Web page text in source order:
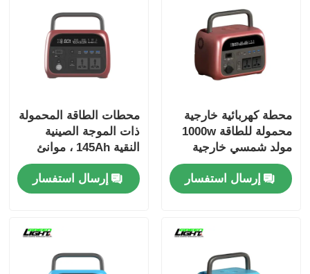
محطة كهربائية خارجية
محمولة للطاقة 1000w
مولد شمسي خارجية
تخزين الطاقة مصدر
الطاقةإرسال استفسار
محطات الطاقة المحمولة
ذات الموجة الصينية
النقية 145Ah ، موانئ
شحن متعددة موثوقة
نظام تخزين الطاقة
للطوارئ
إرسال استفسار